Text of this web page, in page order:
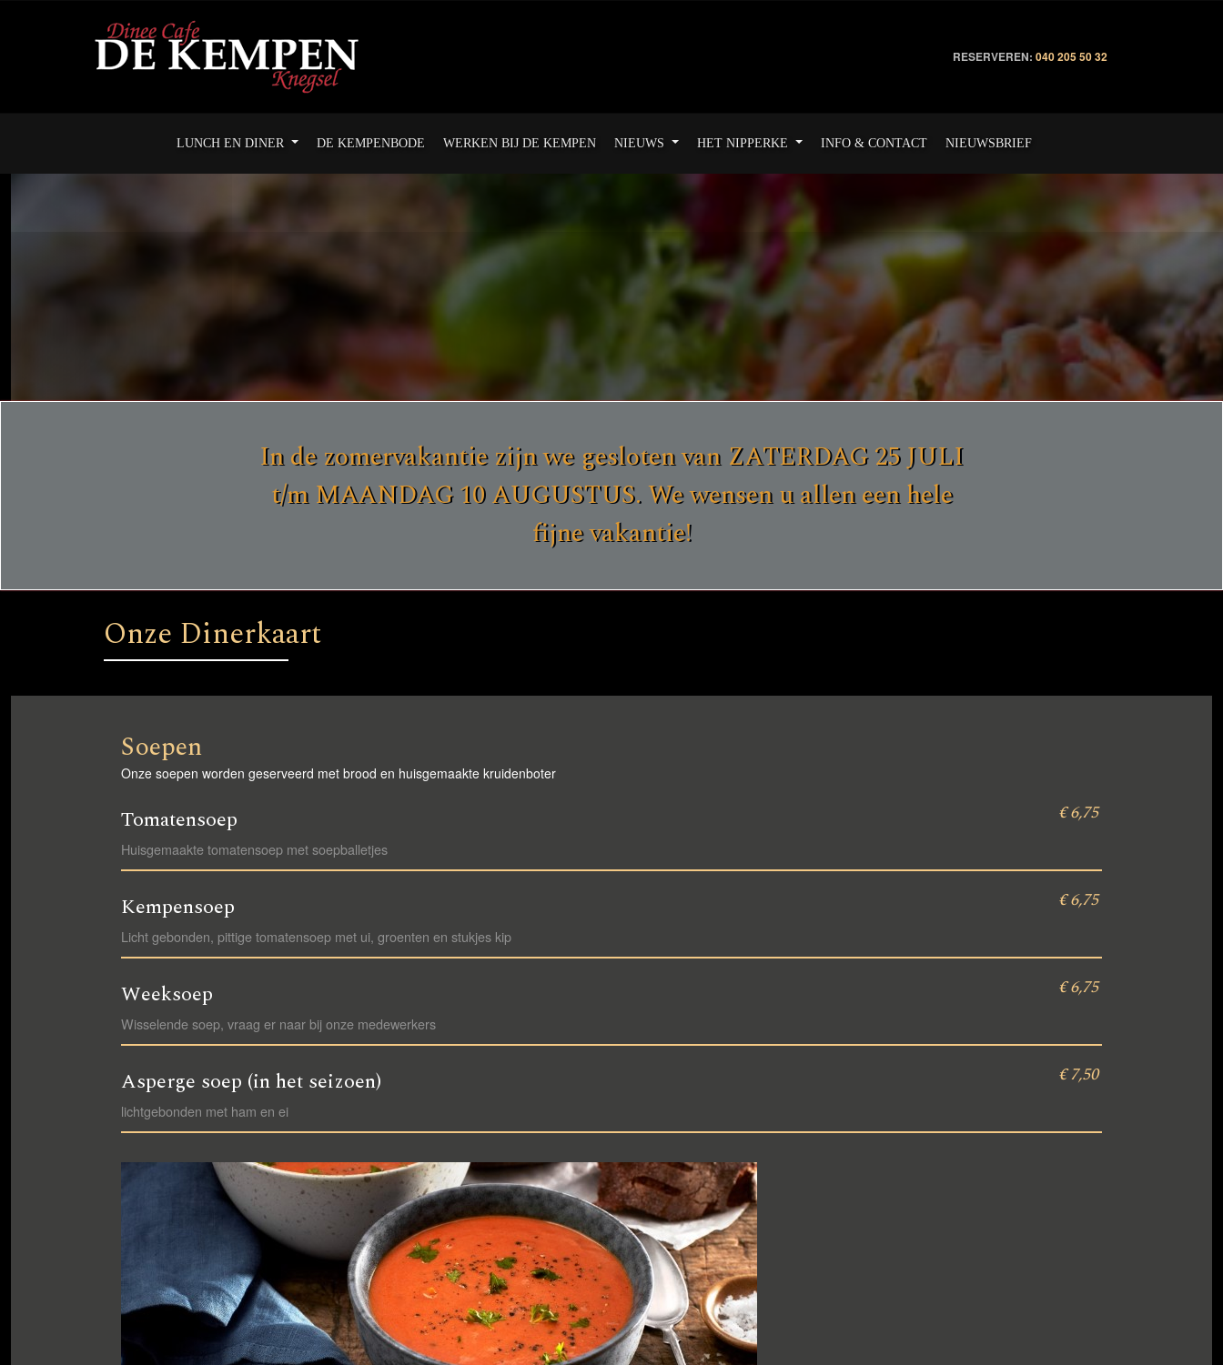
RESERVEREN:040 205 50 32
LUNCH EN DINER DE KEMPENBODE WERKEN BIJ DE KEMPEN NIEUWS HET NIPPERKE INFO & CONTACT NIEUWSBRIEF
In de zomervakantie zijn we gesloten van ZATERDAG 25 JULI
t/m MAANDAG 10 AUGUSTUS. We wensen u allen een hele
fijne vakantie!
Onze Dinerkaart
Soepen
Onze soepen worden geserveerd met brood en huisgemaakte kruidenboter
Tomatensoep € 6,75
Huisgemaakte tomatensoep met soepballetjes
Kempensoep € 6,75
Licht gebonden, pittige tomatensoep met ui, groenten en stukjes kip
Weeksoep € 6,75
Wisselende soep, vraag er naar bij onze medewerkers
Asperge soep (in het seizoen) € 7,50
lichtgebonden met ham en ei